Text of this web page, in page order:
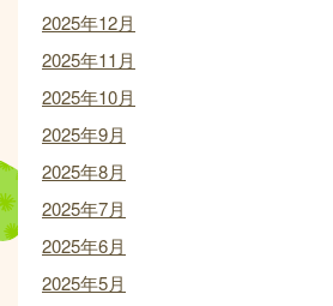
2025年12月
2025年11月
2025年10月
2025年9月
2025年8月
2025年7月
2025年6月
2025年5月